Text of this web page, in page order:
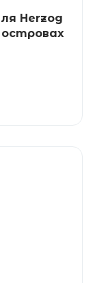
Herzog